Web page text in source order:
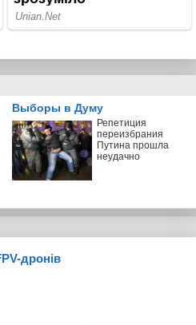
Выборы в Думу
Репетиция
переизбрания
Путина прошла
неудачно
дронів